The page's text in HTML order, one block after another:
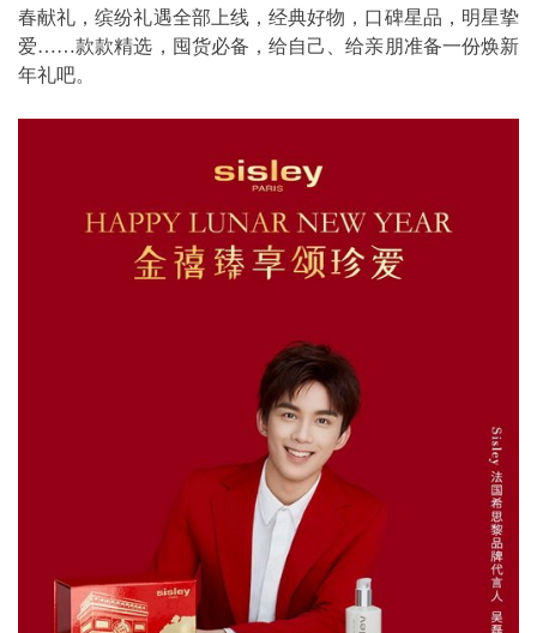
春献礼，缤纷礼遇全部上线，经典好物，口碑星品，明星挚
爱……款款精选，囤货必备，给自己、给亲朋准备一份焕新
年礼吧。